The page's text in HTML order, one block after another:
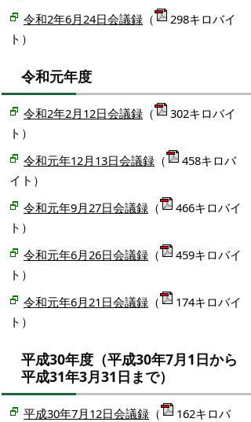
令和2年6月24日会議録 （
298キロバイ
ト）
令和元年度
令和2年2月12日会議録 （
302キロバイ
ト）
令和元年12月13日会議録 （
458キロバ
イト）
令和元年9月27日会議録 （
466キロバイ
ト）
令和元年6月26日会議録 （
459キロバイ
ト）
令和元年6月21日会議録 （
174キロバイ
ト）
平成30年度（平成30年7月1日から
平成31年3月31日まで）
平成30年7月12日会議録 （
162キロバ